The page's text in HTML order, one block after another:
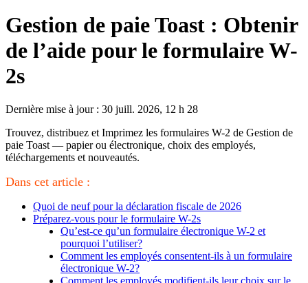
Gestion de paie Toast : Obtenir
de l’aide pour le formulaire W-
2s
Dernière mise à jour : 30 juill. 2026, 12 h 28
Trouvez, distribuez et Imprimez les formulaires W-2 de Gestion de
paie Toast — papier ou électronique, choix des employés,
téléchargements et nouveautés.
Dans cet article :
Quoi de neuf pour la déclaration fiscale de 2026
Préparez-vous pour le formulaire W-2s
Qu’est-ce qu’un formulaire électronique W-2 et
pourquoi l’utiliser?
Comment les employés consentent-ils à un formulaire
électronique W-2?